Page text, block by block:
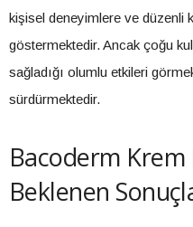
kişisel deneyimlere ve düzenli
göstermektedir. Ancak çoğu
sağladığı olumlu etkileri
sürdürmektedir.
Bacoderm Krem
Beklenen